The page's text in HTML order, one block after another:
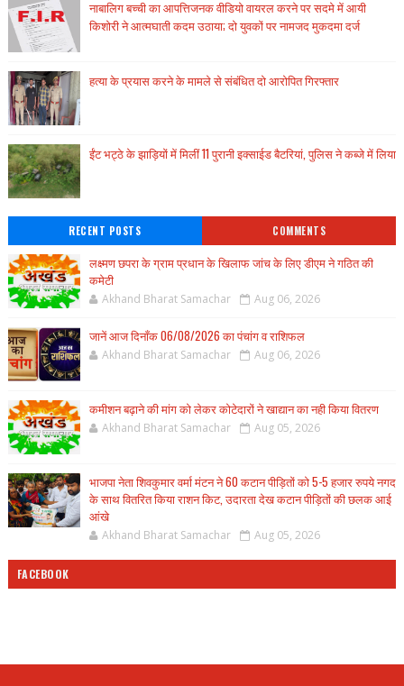
नाबालिग बच्ची का आपत्तिजनक वीडियो वायरल करने पर सदमे में आयी
किशोरी ने आत्मघाती कदम उठाया; दो युवकों पर नामजद मुकदमा दर्ज
हत्या के प्रयास करने के मामले से संबंधित दो आरोपित गिरफ्तार
ईंट भट्ठे के झाड़ियों में मिलीं 11 पुरानी इक्साईड बैटरियां, पुलिस ने कब्जे में लिया
RECENT POSTS COMMENTS
लक्ष्मण छपरा के ग्राम प्रधान के खिलाफ जांच के लिए डीएम ने गठित की
कमेटी
Akhand Bharat Samachar Aug 06, 2026
जानें आज दिनाँक 06/08/2026 का पंचांग व राशिफल
Akhand Bharat Samachar Aug 06, 2026
कमीशन बढ़ाने की मांग को लेकर कोटेदारों ने खाद्यान का नही किया वितरण
Akhand Bharat Samachar Aug 05, 2026
भाजपा नेता शिवकुमार वर्मा मंटन ने 60 कटान पीड़ितों को 5-5 हजार रुपये नगद
के साथ वितरित किया राशन किट, उदारता देख कटान पीड़ितों की छलक आई
आंखे
Akhand Bharat Samachar Aug 05, 2026
FACEBOOK